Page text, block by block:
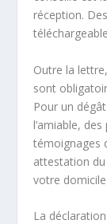
réception.
Outre la
sont
Pour un
l’amiable,
témoignages
attestation
votre
La